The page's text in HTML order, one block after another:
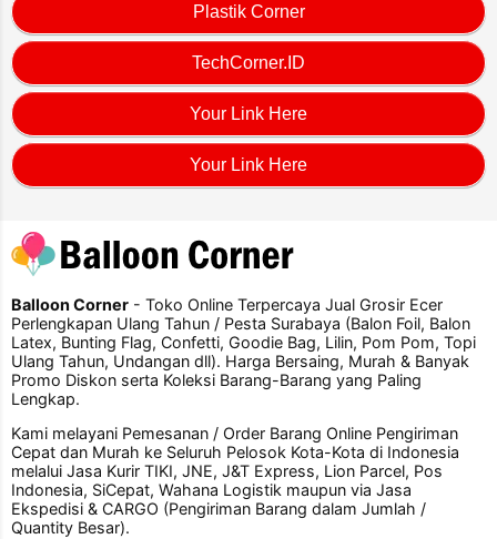
Plastik Corner
TechCorner.ID
Your Link Here
Your Link Here
Balloon Corner - Toko Online Terpercaya Jual Grosir Ecer
Perlengkapan Ulang Tahun / Pesta Surabaya (Balon Foil, Balon
Latex, Bunting Flag, Confetti, Goodie Bag, Lilin, Pom Pom, Topi
Ulang Tahun, Undangan dll). Harga Bersaing, Murah & Banyak
Promo Diskon serta Koleksi Barang-Barang yang Paling
Lengkap.
Kami melayani Pemesanan / Order Barang Online Pengiriman
Cepat dan Murah ke Seluruh Pelosok Kota-Kota di Indonesia
melalui Jasa Kurir TIKI, JNE, J&T Express, Lion Parcel, Pos
Indonesia, SiCepat, Wahana Logistik maupun via Jasa
Ekspedisi & CARGO (Pengiriman Barang dalam Jumlah /
Quantity Besar).